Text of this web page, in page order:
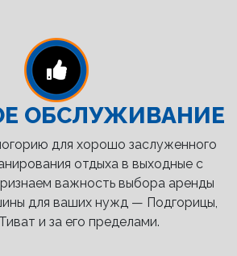
ОБСЛУЖИВАНИЕ
для хорошо заслуженного
отдыха в выходные с
важность выбора аренды
для ваших нужд — Подгорицы,
и за его пределами.